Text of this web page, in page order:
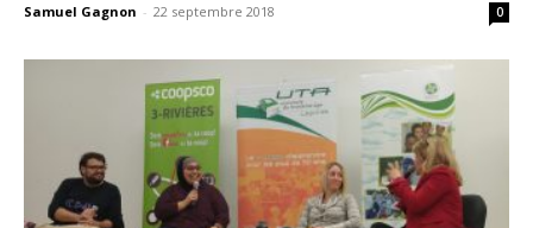
Samuel Gagnon - 22 septembre 2018 0